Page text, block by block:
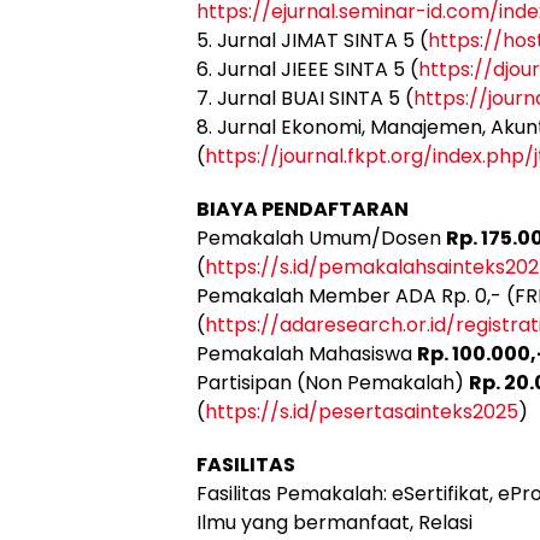
https://ejurnal.seminar-id.com/
5. Jurnal JIMAT SINTA 5 (https://
6. Jurnal JIEEE SINTA 5 (https://
7. Jurnal BUAI SINTA 5 (https://
8. Jurnal Ekonomi, Manajemen,
(https://journal.fkpt.org/index.php/
BIAYA PENDAFTARAN
Pemakalah Umum/Dosen Rp.
(https://s.id/
Pemakalah Member ADA Rp. 0,-
(https://adaresearch.or.id/
Pemakalah Mahasiswa Rp.
Partisipan (Non Pemakalah) Rp.
(https://s.id/pesertasainteks2025)
FASILITAS
Fasilitas Pemakalah: eSertifikat,
Ilmu yang bermanfaat, Relasi